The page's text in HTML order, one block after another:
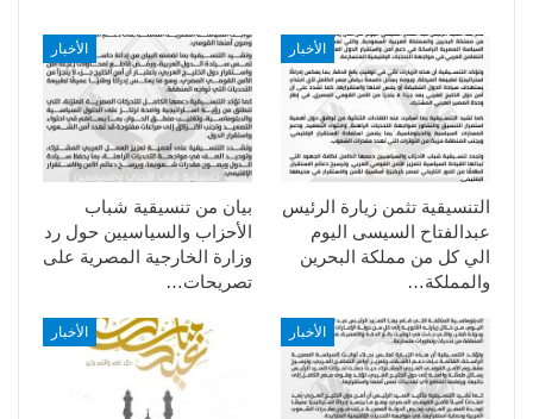
الأخبار
بيان من تنسيقية شباب
الأحزاب والسياسيين حول رد
وزارة الخارجية المصرية على
تصريحات…
الأخبار
التنسيقية تثمن زيارة الرئيس
عبدالفتاح السيسى اليوم
الي كل من مملكة البحرين
والمملكة…
الأخبار الأخبار